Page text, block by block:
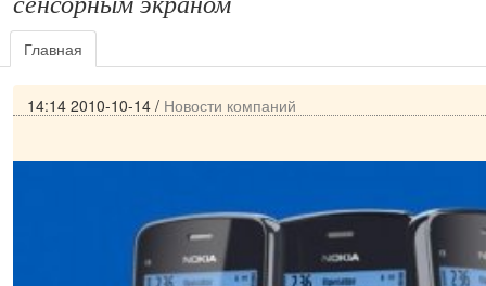
Главная
14:14 2010-10-14 / Новости компаний